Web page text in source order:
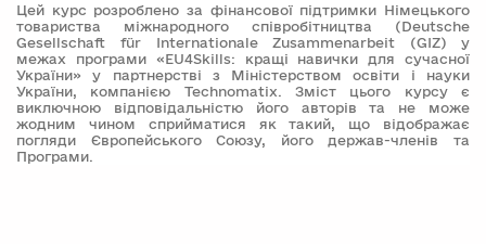
Цей курс розроблено за фінансової підтримки Німецького
товариства міжнародного співробітництва (Deutsche
Gesellschaft für Internationale Zusammenarbeit (GIZ) у
межах програми «EU4Skills: кращі навички для сучасної
України» у партнерстві з Міністерством освіти і науки
України, компанією Technomatix. Зміст цього курсу є
виключною відповідальністю його авторів та не може
жодним чином сприйматися як такий, що відображає
погляди Європейського Союзу, його держав-членів та
Програми.